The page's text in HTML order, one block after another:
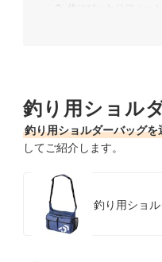
3 体にぴったりフィッ
オカッパリバッグ全48商品
オカッパリバッグの売れ筋
釣り用ショル
釣り用ショルダーバッグ
してご紹介します。
釣り用ショ